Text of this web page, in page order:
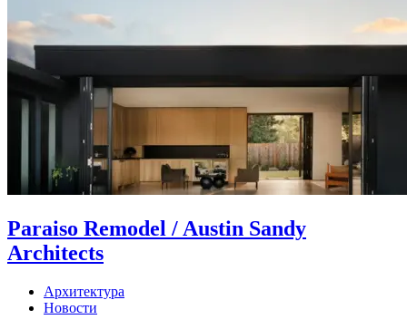
Paraiso Remodel / Austin Sandy
Architects
Архитектура
Новости